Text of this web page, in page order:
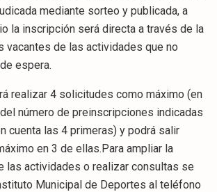
mediante sorteo y publicada, a
la inscripción será directa a través de la
vacantes de las actividades que no
espera.
realizar 4 solicitudes como máximo (en
número de preinscripciones indicadas
cuenta las 4 primeras) y podrá salir
en 3 de ellas.Para ampliar la
las actividades o realizar consultas se
Municipal de Deportes al teléfono